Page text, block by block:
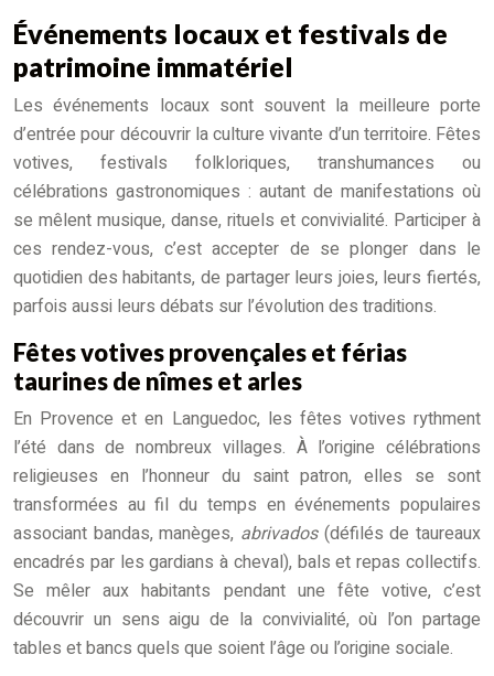
Événements locaux et festivals de
patrimoine immatériel
Les événements locaux sont souvent la meilleure porte
d’entrée pour découvrir la culture vivante d’un territoire. Fêtes
votives, festivals folkloriques, transhumances ou
célébrations gastronomiques : autant de manifestations où
se mêlent musique, danse, rituels et convivialité. Participer à
ces rendez-vous, c’est accepter de se plonger dans le
quotidien des habitants, de partager leurs joies, leurs fiertés,
parfois aussi leurs débats sur l’évolution des traditions.
Fêtes votives provençales et férias
taurines de nîmes et arles
En Provence et en Languedoc, les fêtes votives rythment
l’été dans de nombreux villages. À l’origine célébrations
religieuses en l’honneur du saint patron, elles se sont
transformées au fil du temps en événements populaires
associant bandas, manèges, abrivados(défilés de taureaux
encadrés par les gardians à cheval), bals et repas collectifs.
Se mêler aux habitants pendant une fête votive, c’est
découvrir un sens aigu de la convivialité, où l’on partage
tables et bancs quels que soient l’âge ou l’origine sociale.